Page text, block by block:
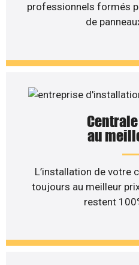
professionnels formés
de
au
L’installation de votre
toujours au meilleur
restent